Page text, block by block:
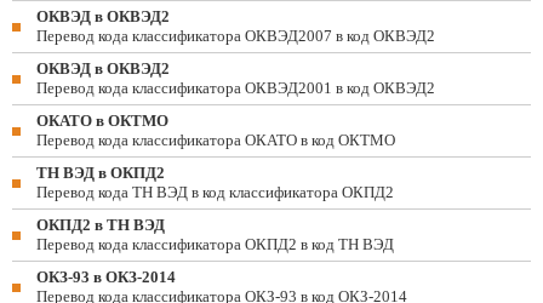
ОКВЭД в ОКВЭД2
Перевод кода классификатора ОКВЭД2007 в код ОКВЭД2
ОКВЭД в ОКВЭД2
Перевод кода классификатора ОКВЭД2001 в код ОКВЭД2
ОКАТО в ОКТМО
Перевод кода классификатора ОКАТО в код ОКТМО
ТН ВЭД в ОКПД2
Перевод кода ТН ВЭД в код классификатора ОКПД2
ОКПД2 в ТН ВЭД
Перевод кода классификатора ОКПД2 в код ТН ВЭД
ОКЗ-93 в ОКЗ-2014
Перевод кода классификатора ОКЗ-93 в код ОКЗ-2014